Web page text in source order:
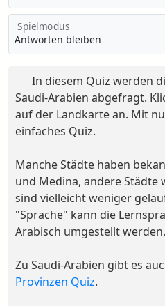
Spielmodus
In diesem Quiz werden
Saudi-Arabien abgefragt.
auf der Landkarte an. Mit
einfaches Quiz.
Manche Städte haben
und Medina, andere Städte
sind vielleicht weniger
"Sprache" kann die
Arabisch umgestellt werden.
Zu Saudi-Arabien gibt es
Provinzen Quiz.